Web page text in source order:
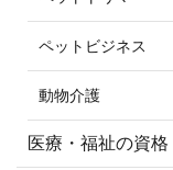
ペットビジネス
動物介護
医療・福祉の資格